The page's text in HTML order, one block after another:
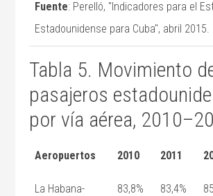
Fuente: Perelló, "Indicadores para el
Estadounidense para Cuba", abril 2015.
Tabla 5. Movimiento
pasajeros
por vía aérea,
Aeropuertos 2010 2011
La Habana-
83,8% 83,4%